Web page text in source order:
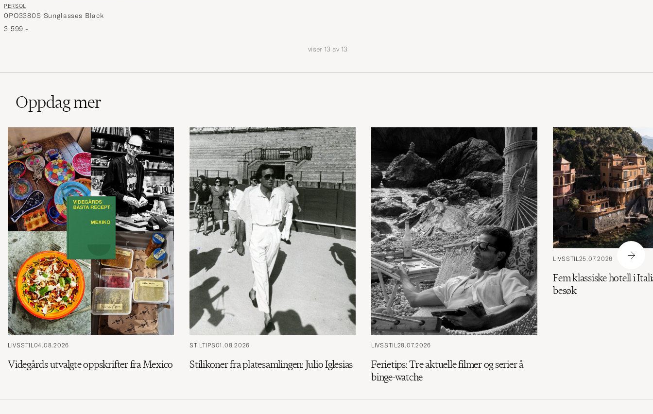
PERSOL
0PO3380S Sunglasses Black
3 599,-
viser 13 av 13
Oppdag mer
LIVSSTIL04.08.2026
Videgårds utvalgte oppskrifter fra Mexico
STILTIPS01.08.2026
Stilikoner fra platesamlingen: Julio Iglesias
LIVSSTIL28.07.2026
Ferietips: Tre aktuelle filmer og serier å
binge-watche
LIVSSTIL25.07.2026
Fem klassiske hotell i
besøk